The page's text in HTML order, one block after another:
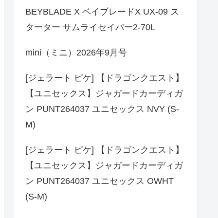
BEYBLADE X ベイブレードX UX-09 ス
ターター サムライセイバー2-70L
mini（ミニ）2026年9月号
[ジェラート ピケ] 【ドラゴンクエスト】
【ユニセックス】ジャガードカーディガ
ン PUNT264037 ユニセックス NVY (S-
M)
[ジェラート ピケ] 【ドラゴンクエスト】
【ユニセックス】ジャガードカーディガ
ン PUNT264037 ユニセックス OWHT
(S-M)